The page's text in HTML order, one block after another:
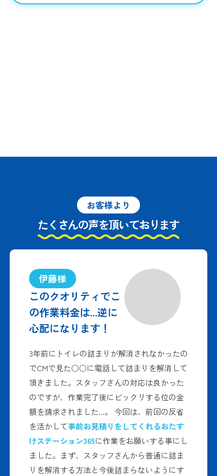
お客様より
たくさんの声を頂いております
伊藤様
このクオリティでこ
の作業料金は...逆に
心配になります！
3年前にトイレの詰まりが解消されなかったの
でCMで見た○○に電話して詰まりを解消して
頂きました。スタッフさんの対応は良かった
のですが、作業完了後にビックリする位の金
額を請求されました...。 今回は、前回の反省
を活かして事前お見積りをしてくれるおたす
けステーション365に作業をお願いする事にし
ました。まず、スタッフさんから普通に詰ま
りを解消する方法と今後詰まらないようにす